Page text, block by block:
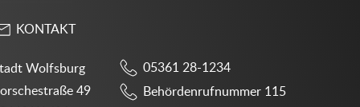
KONTAKT
Wolfsburg
49
05361 28-1234
Behördenrufnummer 115